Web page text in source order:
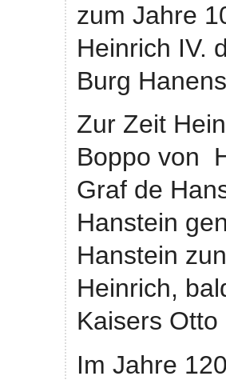
zum Jahre
Heinrich IV.
Burg
Zur Zeit
Boppo von
Graf de
Hanstein
Hanstein
Heinrich,
Kaisers
Im Jahre